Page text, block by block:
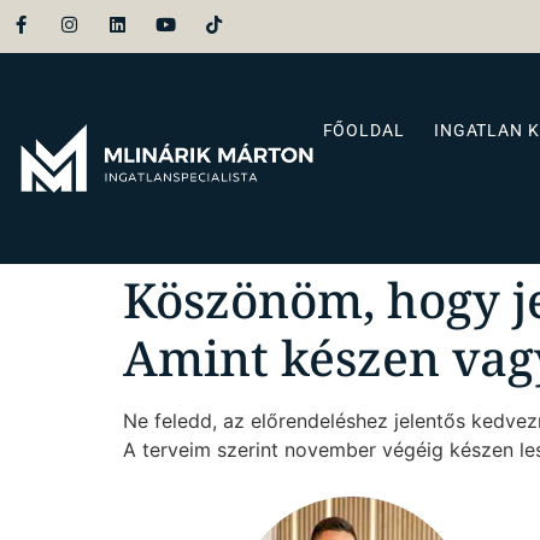
FŐOLDAL INGATLAN
Köszönöm, hogy
Amint készen
Ne feledd, az előrendeléshez jelentős
A terveim szerint november végéig készen